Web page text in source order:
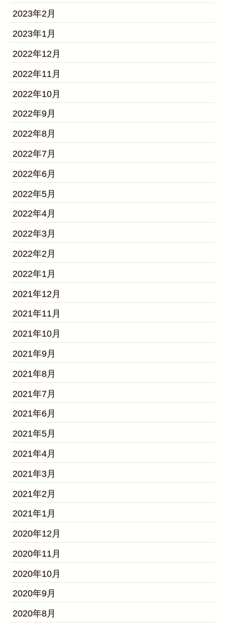
2023年2月
2023年1月
2022年12月
2022年11月
2022年10月
2022年9月
2022年8月
2022年7月
2022年6月
2022年5月
2022年4月
2022年3月
2022年2月
2022年1月
2021年12月
2021年11月
2021年10月
2021年9月
2021年8月
2021年7月
2021年6月
2021年5月
2021年4月
2021年3月
2021年2月
2021年1月
2020年12月
2020年11月
2020年10月
2020年9月
2020年8月